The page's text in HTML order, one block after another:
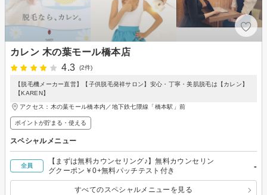
カレン 木の葉モール橋本店
4.3
(2件)
【脱毛機メーカー直営】【子供脱毛発祥サロン】安心・丁寧・美肌脱毛は【カレン】
【KAREN】
アクセス：木の葉モール橋本内／地下鉄七隈線「橋本駅」前
ポイントが貯まる・使える
スペシャルメニュー
全員
【まずは無料カウンセリング♪】無料カウンセリン
グクーポン￥0+無料パッチテスト付き
-
すべてのスペシャルメニューを見る